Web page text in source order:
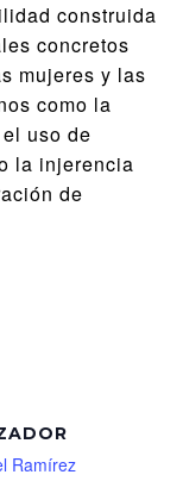
construida
concretos
mujeres y las
como la
uso de
la injerencia
de
Ramírez